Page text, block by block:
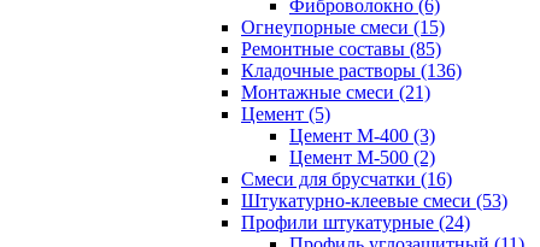
Фиброволокно (6)
Огнеупорные смеси (15)
Ремонтные составы (85)
Кладочные растворы (136)
Монтажные смеси (21)
Цемент (5)
Цемент М-400 (3)
Цемент М-500 (2)
Смеси для брусчатки (16)
Штукатурно-клеевые смеси (53)
Профили штукатурные (24)